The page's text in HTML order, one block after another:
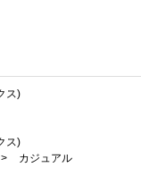
ス)
ス)
>
カジュアル